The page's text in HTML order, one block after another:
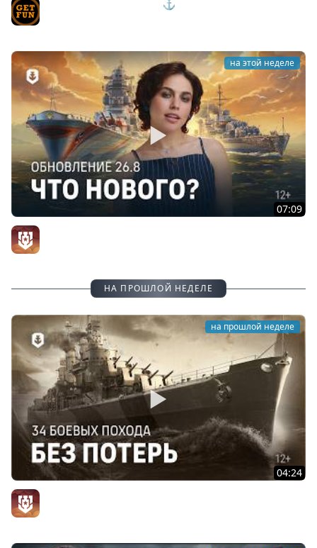
ОБЗОР ОБНОВЛЕНИЯ 26.8 ⚓#ПОЛУНДРА Мир Кораблей
на этой неделе
07:09
НА ПРОШЛОЙ НЕДЕЛЕ
на прошлой неделе
04:24